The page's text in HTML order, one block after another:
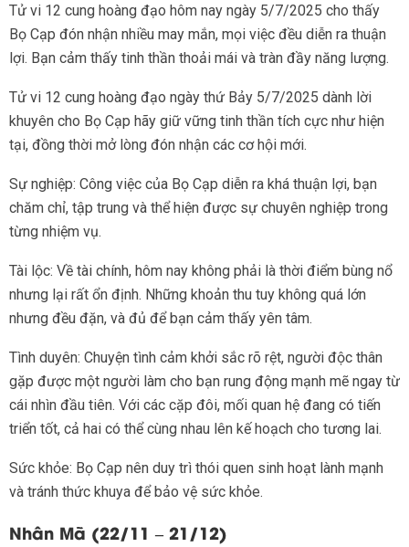
Tử vi 12 cung hoàng đạo hôm nay ngày 5/7/2025 cho thấy
Bọ Cạp đón nhận nhiều may mắn, mọi việc đều diễn ra thuận
lợi. Bạn cảm thấy tinh thần thoải mái và tràn đầy năng lượng.
Tử vi 12 cung hoàng đạo ngày thứ Bảy 5/7/2025 dành lời
khuyên cho Bọ Cạp hãy giữ vững tinh thần tích cực như hiện
tại, đồng thời mở lòng đón nhận các cơ hội mới.
Sự nghiệp: Công việc của Bọ Cạp diễn ra khá thuận lợi, bạn
chăm chỉ, tập trung và thể hiện được sự chuyên nghiệp trong
từng nhiệm vụ.
Tài lộc: Về tài chính, hôm nay không phải là thời điểm bùng nổ
nhưng lại rất ổn định. Những khoản thu tuy không quá lớn
nhưng đều đặn, và đủ để bạn cảm thấy yên tâm.
Tình duyên: Chuyện tình cảm khởi sắc rõ rệt, người độc thân
gặp được một người làm cho bạn rung động mạnh mẽ ngay từ
cái nhìn đầu tiên. Với các cặp đôi, mối quan hệ đang có tiến
triển tốt, cả hai có thể cùng nhau lên kế hoạch cho tương lai.
Sức khỏe: Bọ Cạp nên duy trì thói quen sinh hoạt lành mạnh
và tránh thức khuya để bảo vệ sức khỏe.
Nhân Mã (22/11 – 21/12)